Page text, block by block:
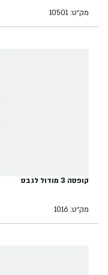
מק״ט: 10501
קופסה 3 מודול לגבס
מק״ט: 1016